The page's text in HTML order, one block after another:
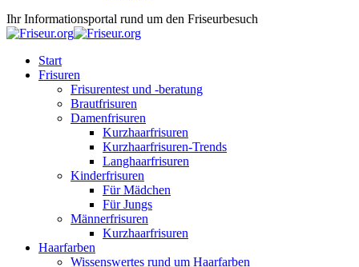
Ihr Informationsportal rund um den Friseurbesuch
Start
Frisuren
Frisurentest und -beratung
Brautfrisuren
Damenfrisuren
Kurzhaarfrisuren
Kurzhaarfrisuren-Trends
Langhaarfrisuren
Kinderfrisuren
Für Mädchen
Für Jungs
Männerfrisuren
Kurzhaarfrisuren
Haarfarben
Wissenswertes rund um Haarfarben